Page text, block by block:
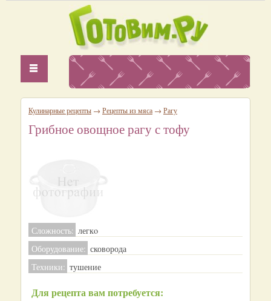
Кулинарные рецепты → Рецепты из мяса → Рагу
Грибное овощное рагу с тофу
Сложность: легкo
Оборудование: сковорода
Техники: тушение
Для рецепта вам потребуется: